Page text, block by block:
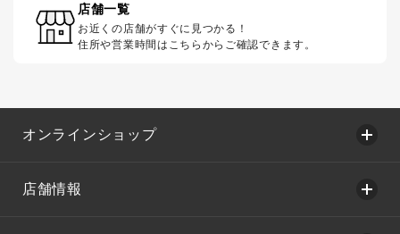
店舗一覧
お近くの店舗がすぐに見つかる！
住所や営業時間はこちらからご確認できます。
オンラインショップ
店舗情報